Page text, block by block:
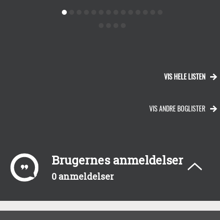
VIS HELE LISTEN
VIS ANDRE BOGLISTER
Brugernes anmeldelser
0 anmeldelser